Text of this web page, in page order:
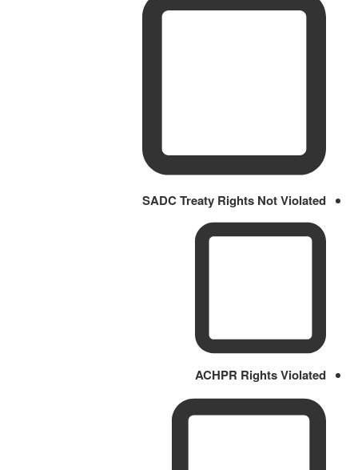
SADC Treaty Rights Not Violated
ACHPR Rights Violated